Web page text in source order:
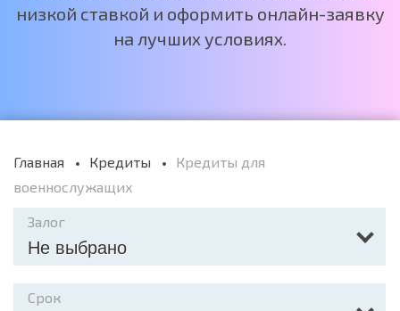
низкой ставкой и оформить онлайн-заявку
на лучших условиях.
Главная Кредиты
Кредиты для
военнослужащих
Залог
Не выбрано
Срок